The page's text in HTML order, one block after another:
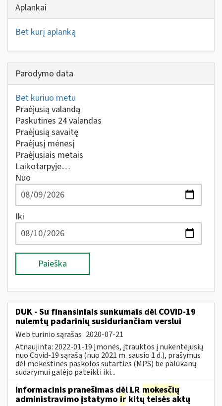
Aplankai
Bet kurį aplanką
Parodymo data
Bet kuriuo metu
Praėjusią valandą
Paskutines 24 valandas
Praėjusią savaitę
Praėjusį mėnesį
Praėjusiais metais
Laikotarpyje…
Nuo
Iki
Paieška
DUK - Su finansiniais sunkumais dėl COVID-19
nulemtų padarinių susiduriančiam verslui
Web turinio sąrašas 2020-07-21
Atnaujinta: 2022-01-19 Įmonės, įtrauktos į nukentėjusių
nuo Covid-19 sąrašą (nuo 2021 m. sausio 1 d.), prašymus
dėl mokestinės paskolos sutarties (MPS) be palūkanų
sudarymui galėjo pateikti iki...
Informacinis pranešimas dėl LR mokesčių
administravimo įstatymo ir kitų teisės aktų